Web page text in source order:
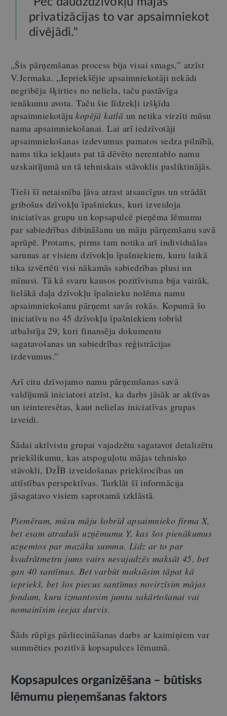
privatizācijas to var apsaimniekot
divējādi."
„Šis pārņemšanas process bija visai smags,” atzīst
V.Jermaka. „Iepriekšējie apsaimniekotāji nekādi
negribēja šķirties no neliela, taču pastāvīga
ienākumu avota. Taču šie līdzekļi izšķīda
apsaimniekotājukopējā katlā un netika virzīti mūsu
nama apsaimniekošanai. Lai arī iedzīvotāji
apsaimniekošanas izdevumus pamatos sedza pilnībā,
nams tika iekļauts pat tā dēvēto nerentablo namu
uzskaitījumā un tā tehniskais stāvoklis pasliktinājās.
Tieši šī netaisnība ļāva atrast atsaucīgus un strādāt
gribošus dzīvokļu īpašniekus, kuri izveidoja
iniciatīvas grupu un kopsapulcē pieņēma lēmumu
par sabiedrības dibināšanu un māju pārņemšanu savā
aprūpē. Protams, pirms tam notika arī individuālas
sarunas ar visiem dzīvokļu īpašniekiem, kuru laikā
tika izvērtēti visi nākamās sabiedrības plusi un
mīnusi. Tā kā svaru kausos pozitīvisma bija vairāk,
lielākā daļa dzīvokļu īpašnieku nolēma namu
apsaimniekošanu pārņemt savās rokās. Kopumā šo
iniciatīvu no 45 dzīvokļu īpašniekiem tobrīd
atbalstīja 29, kuri finansēja dokumentu
sagatavošanas un sabiedrības reģistrācijas
izdevumus.”
Arī citu dzīvojamo namu pārņemšanas savā
valdījumā iniciatori atzīst, ka darbs jāsāk ar aktīvas
un ieinteresētas, kaut nelielas iniciatīvas grupas
izveidi.
Šādai aktīvistu grupai vajadzētu sagatavot detalizētu
priekšlikumu, kas atspoguļotu mājas tehnisko
stāvokli, DzĪB izveidošanas priekšrocības un
attīstības perspektīvas. Turklāt šī informācija
jāsagatavo visiem saprotamā izklāstā.
Piemēram, mūsu māju šobrīd apsaimnieko firma X,
bet esam atraduši uzņēmumu Y, kas šos pienākumus
uzņemtos par mazāku summu. Līdz ar to par
kvadrātmetru jums vairs nevajadzēs maksāt 45, bet
gan 40 santīmus. Bet varbūt maksāsim tāpat kā
iepriekš, bet šos piecus santīmus novirzīsim mājas
fondam, kuru izmantosim jumta sakārtošanai vai
nomainīsim ieejas durvis.
Šāds rūpīgs pārliecināšanas darbs ar kaimiņiem var
summēties pozitīvā kopsapulces lēmumā.
Kopsapulces organizēšana – būtisks
lēmumu pieņemšanas faktors